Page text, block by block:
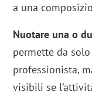
a una
Nuotare una o
permette da
professionista,
visibili se